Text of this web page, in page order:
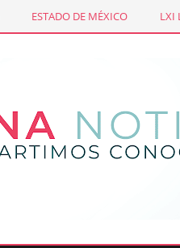
ESTADO DE MÉXICO LXI